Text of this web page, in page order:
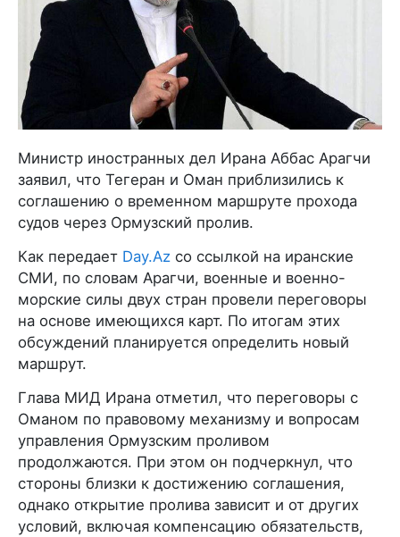
Министр иностранных дел Ирана Аббас Арагчи
заявил, что Тегеран и Оман приблизились к
соглашению о временном маршруте прохода
судов через Ормузский пролив.
Как передает Day.Az со ссылкой на иранские
СМИ, по словам Арагчи, военные и военно-
морские силы двух стран провели переговоры
на основе имеющихся карт. По итогам этих
обсуждений планируется определить новый
маршрут.
Глава МИД Ирана отметил, что переговоры с
Оманом по правовому механизму и вопросам
управления Ормузским проливом
продолжаются. При этом он подчеркнул, что
стороны близки к достижению соглашения,
однако открытие пролива зависит и от других
условий, включая компенсацию обязательств,